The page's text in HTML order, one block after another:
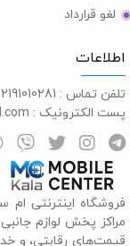
لغو قرارداد
تماس : 02191010281
الکترونیک :
اینترنتی ام
پخش لوازم جانبی
رقابتی، و